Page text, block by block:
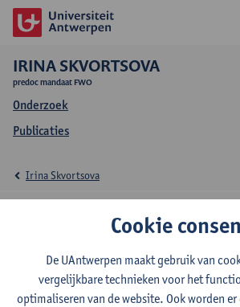
IRINA SKVORTSOVA
predoc mandaat FWO
Onderzoek
Publicaties
Onderzoek Irina
Skvortsova
Irina Skvortsova
Cookie
De UAntwerpen maakt gebruik van
vergelijkbare technieken voor het
optimaliseren van de website. Ook worden